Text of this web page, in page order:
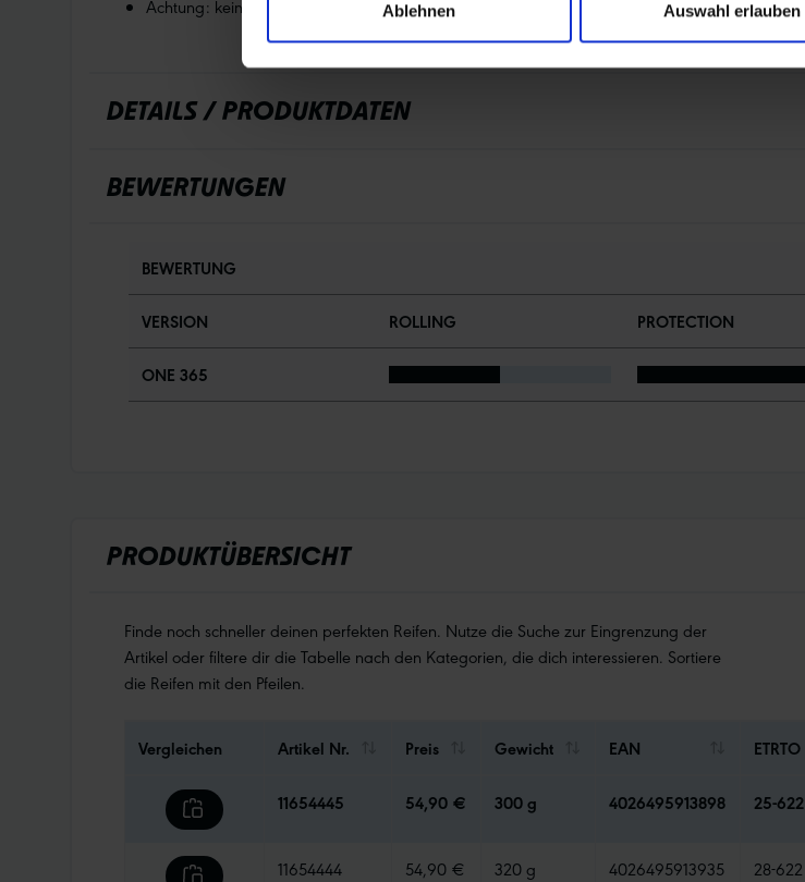
Ablehnen Auswahl erlauben
Achtung: keine ECE-R88
DETAILS / PRODUKTDATEN
BEWERTUNGEN
BEWERTUNG
VERSION ROLLING PROTECTION
ONE 365
PRODUKTÜBERSICHT
Finde noch schneller deinen perfekten Reifen. Nutze die Suche zur Eingrenzung der
Artikel oder filtere dir die Tabelle nach den Kategorien, die dich interessieren. Sortiere
die Reifen mit den Pfeilen.
Vergleichen Artikel Nr. Preis Gewicht EAN ETRTO
11654445 54,90 € 300 g 4026495913898 25-622
11654444 54,90 € 320 g 4026495913935 28-622